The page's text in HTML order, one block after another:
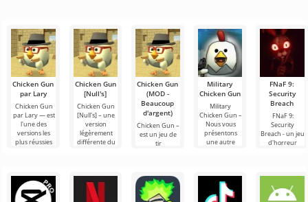
Chicken Gun
par Lary
Chicken Gun
par Lary — est
l'une des
versions les
plus réussies
Chicken Gun
[Null's]
Chicken Gun
[Null's] – une
version
légèrement
différente du
Chicken Gun
(MOD -
Beaucoup
d'argent)
Chicken Gun –
est un jeu de
tir
est devenu
populaire dans
le
Military
Chicken Gun
Military
Chicken Gun –
Nous vous
présentons
une autre
Курыч. La
FNaF 9:
Security
Breach
FNaF 9:
Security
Breach - un jeu
d'horreur
cheveux hors